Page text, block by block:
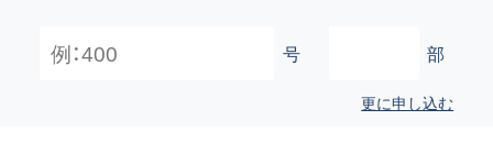
号 部
更に申し込む